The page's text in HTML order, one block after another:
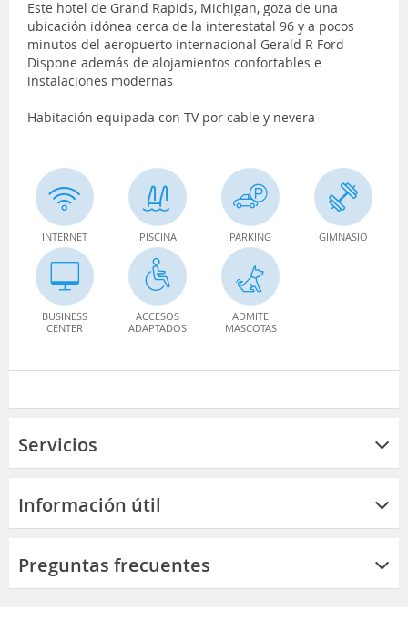
Este hotel de Grand Rapids, Michigan, goza de una
ubicación idónea cerca de la interestatal 96 y a pocos
minutos del aeropuerto internacional Gerald R Ford
Dispone además de alojamientos confortables e
instalaciones modernas
Habitación equipada con TV por cable y nevera
INTERNET PISCINA PARKING GIMNASIO
BUSINESS
CENTER
ACCESOS
ADAPTADOS
ADMITE
MASCOTAS
Servicios
Información útil
Preguntas frecuentes